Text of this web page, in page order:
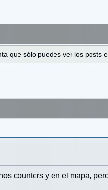
que sólo puedes ver los posts
counters y en el mapa,